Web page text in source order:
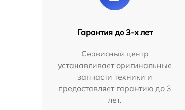
Гарантия до 3-х лет
Сервисный центр
устанавливает оригинальные
запчасти техники и
предоставляет гарантию до 3
лет.